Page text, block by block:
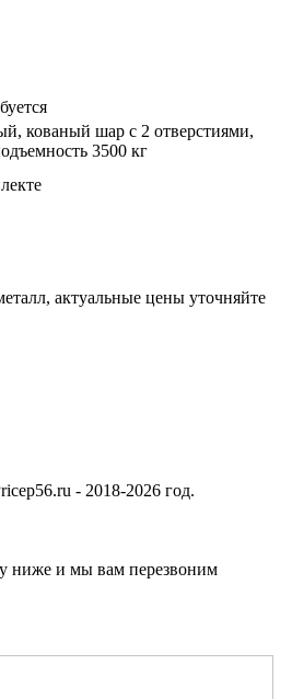
кованый шар с 2 отверстиями,
3500 кг
актуальные цены уточняйте
- 2018-2026 год.
ниже и мы вам перезвоним